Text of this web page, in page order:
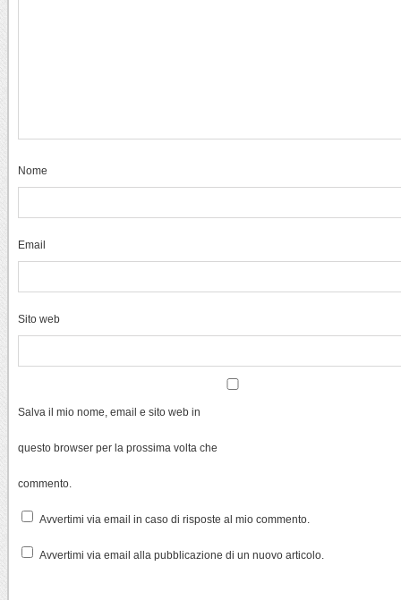
Nome
Email
Sito web
Salva il mio nome, email e sito web in
questo browser per la prossima volta che
commento.
Avvertimi via email in caso di risposte al mio commento.
Avvertimi via email alla pubblicazione di un nuovo articolo.